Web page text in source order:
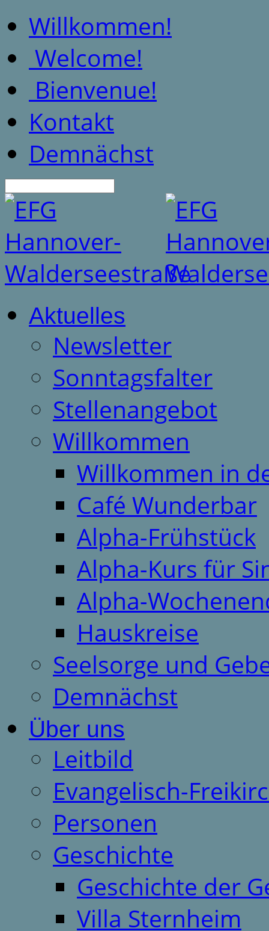
Willkommen!
Welcome!
Bienvenue!
Kontakt
Demnächst
Aktuelles
Newsletter
Sonntagsfalter
Stellenangebot
Willkommen
Willkommen in
Café Wunderbar
Alpha-Frühstück
Alpha-Kurs für
Alpha-
Hauskreise
Seelsorge und
Demnächst
Über uns
Leitbild
Evangelisch-
Personen
Geschichte
Geschichte der
Villa Sternheim